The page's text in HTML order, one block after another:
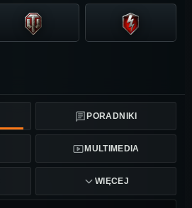
PORADNIKI
MULTIMEDIA
WIĘCEJ